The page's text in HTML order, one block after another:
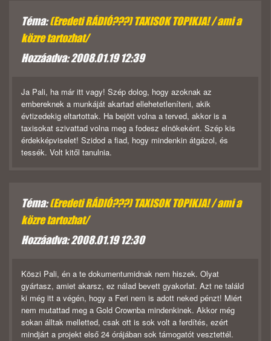
Téma:(Eredeti RÁDIÓ???) TAXISOK TOPIKJA! / ami a
közre tartozhat/
Hozzáadva: 2008.01.19 12:39
Ja Pali, ha már itt vagy! Szép dolog, hogy azoknak az
embereknek a munkáját akartad ellehetetleníteni, akik
évtizedekig eltartottak. Ha bejött volna a terved, akkor is a
taxisokat szivattad volna meg a fodesz elnökeként. Szép kis
érdekképviselet! Szidod a fiad, hogy mindenkin átgázol, és
tessék. Volt kitől tanulnia.
Téma:(Eredeti RÁDIÓ???) TAXISOK TOPIKJA! / ami a
közre tartozhat/
Hozzáadva: 2008.01.19 12:30
Köszi Pali, én a te dokumentumidnak nem hiszek. Olyat
gyártasz, amiet akarsz, ez nálad bevett gyakorlat. Azt ne találd
ki még itt a végén, hogy a Feri nem is adott neked pénzt! Miért
nem mutattad meg a Gold Crownba mindenkinek. Akkor még
sokan álltak melletted, csak ott is sok volt a ferdítés, ezért
mindjárt a projekt első 24 órájában sok támogatót vesztettél.